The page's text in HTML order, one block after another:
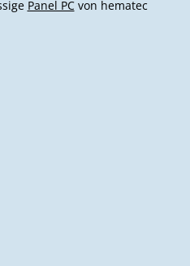
Grabenstätt
Panel PCvon hematec